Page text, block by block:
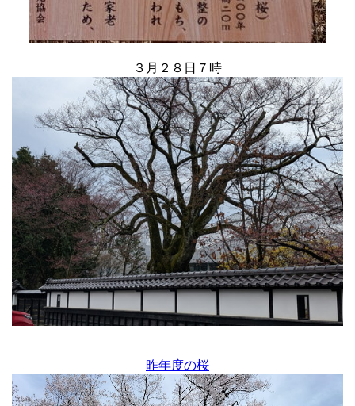
３月２８日７時
昨年度の桜